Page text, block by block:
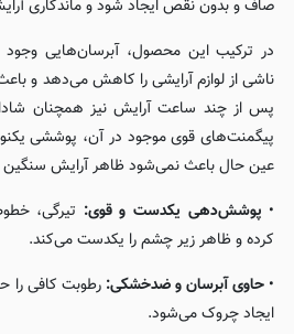
صاف و بدون نقص ایجاد شود و ماندگاری آرایش
در ترکیب این محصول، آبرسان‌هایی
ناشی از لوازم آرایشی را کاهش می‌دهد و
پس از چند ساعت آرایش نیز همچنان
پیگمنت‌های قوی موجود در آن، پوششی
عین حال باعث نمی‌شود ظاهر آرایش سنگین
• پوشش‌دهی یکدست و قوی: تیرگی،
کرده و ظاهر زیر چشم را یکدست می‌کند.
• حاوی آبرسان و ضدخشکی: رطوبت کافی را
ایجاد چروک می‌شود.